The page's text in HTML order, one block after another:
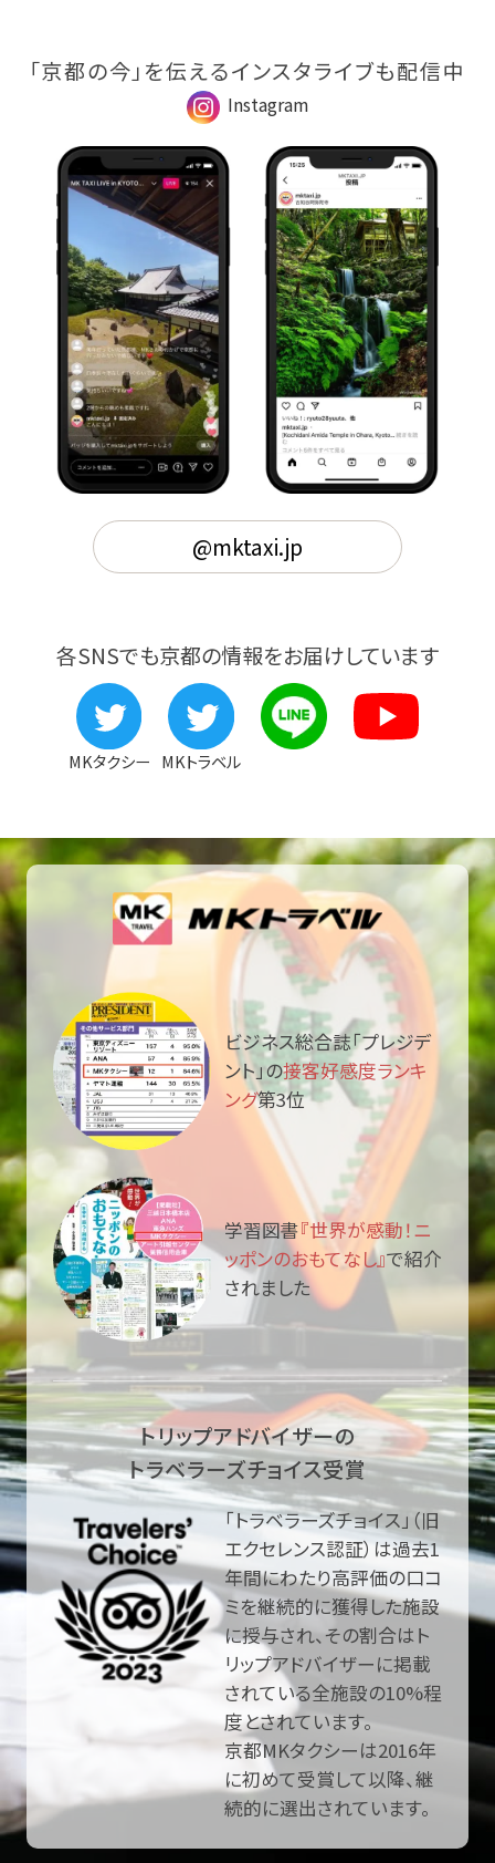
「京都の今」を伝えるインスタライブも配信中
Instagram
@mktaxi.jp
各SNSでも京都の情報をお届けしています
MKタクシー MKトラベル
ビジネス総合誌「プレジデ
ント」の接客好感度ランキ
ング第3位
学習図書『世界が感動！ニ
ッポンのおもてなし』で紹介
されました
トリップアドバイザーの
トラベラーズチョイス受賞
「トラベラーズチョイス」（旧
エクセレンス認証）は過去1
年間にわたり高評価の口コ
ミを継続的に獲得した施設
に授与され、その割合はト
リップアドバイザーに掲載
されている全施設の10%程
度とされています。
京都MKタクシーは2016年
に初めて受賞して以降、継
続的に選出されています。